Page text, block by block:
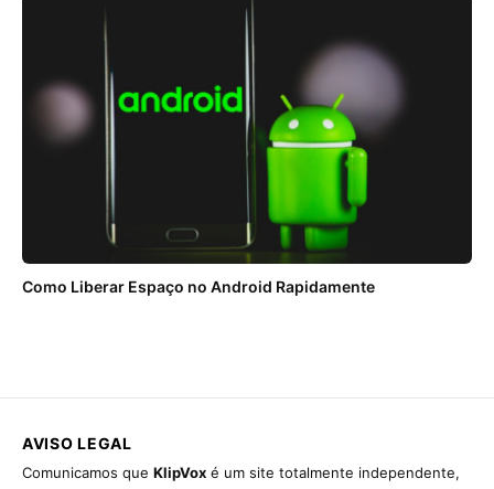
Como Liberar Espaço no Android Rapidamente
AVISO LEGAL
Comunicamos que KlipVox é um site totalmente independente,